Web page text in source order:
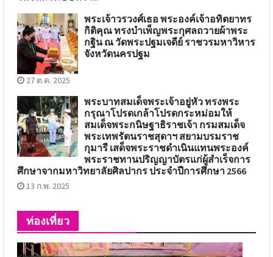
พระเจ้าวรวงศ์เธอ พระองค์เจ้าอทิตยาทร
กิติคุณ ทรงบำเพ็ญพระกุศลถวายผ้าพระ
กฐิน ณ วัดพระปฐมเจดีย์ ราชวรมหาวิหาร
จังหวัดนครปฐม
27 ต.ค. 2025
พระบาทสมเด็จพระเจ้าอยู่หัว ทรงพระ
กรุณาโปรดเกล้าโปรดกระหม่อมให้
สมเด็จพระกนิษฐาธิราชเจ้า กรมสมเด็จ
พระเทพรัตนราชสุดาฯ สยามบรมราช
กุมารี เสด็จพระราชดำเนินแทนพระองค์
พระราชทานปริญญาบัตรแก่ผู้สำเร็จการ
ศึกษาจากมหาวิทยาลัยศิลปากร ประจำปีการศึกษา 2566
13 ก.พ. 2025
ท่องเที่ยว